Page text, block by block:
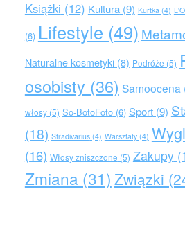
Książki (12) Kultura(9) Kurtka(4)
(6) Lifestyle (49)
Naturalne kosmetyki(8) Podróże (5)
osobisty (36) Samoocena
włosy(5) So-BotoFoto(6) Sport(9)
(18) Stradivarius(4) Warsztaty(4)
(16) Włosy zniszczone (5) Zakupy
Zmiana (31) Związki